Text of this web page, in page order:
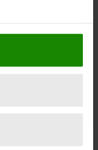
geografische
kan zijn
(fingerprinting)